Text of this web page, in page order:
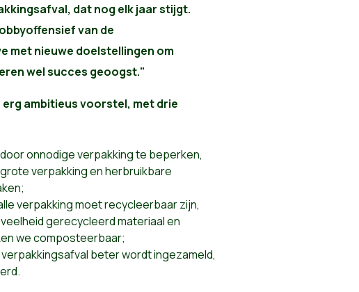
dat nog elk jaar stijgt.
van de
met nieuwe doelstellingen om
wel succes geoogst."
erg ambitieus voorstel, met drie
onnodige verpakking te beperken,
verpakking en herbruikbare
verpakking moet recycleerbaar zijn,
gerecycleerd materiaal en
we composteerbaar;
beter wordt ingezameld,